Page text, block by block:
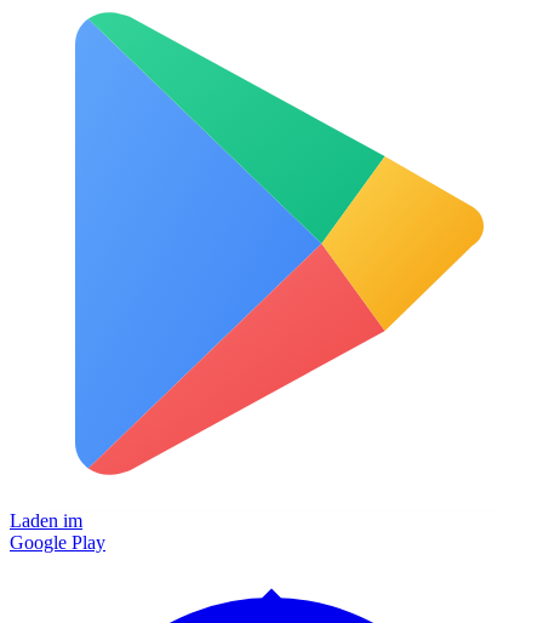
Laden im
Google Play